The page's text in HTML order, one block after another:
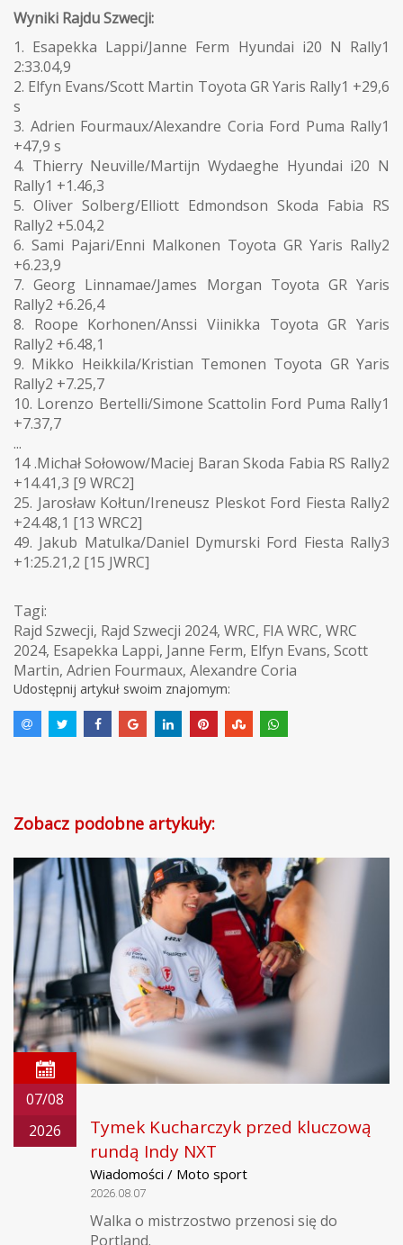
Wyniki Rajdu Szwecji:
1. Esapekka Lappi/Janne Ferm Hyundai i20 N Rally1
2:33.04,9
2. Elfyn Evans/Scott Martin Toyota GR Yaris Rally1 +29,6
s
3. Adrien Fourmaux/Alexandre Coria Ford Puma Rally1
+47,9 s
4. Thierry Neuville/Martijn Wydaeghe Hyundai i20 N
Rally1 +1.46,3
5. Oliver Solberg/Elliott Edmondson Skoda Fabia RS
Rally2 +5.04,2
6. Sami Pajari/Enni Malkonen Toyota GR Yaris Rally2
+6.23,9
7. Georg Linnamae/James Morgan Toyota GR Yaris
Rally2 +6.26,4
8. Roope Korhonen/Anssi Viinikka Toyota GR Yaris
Rally2 +6.48,1
9. Mikko Heikkila/Kristian Temonen Toyota GR Yaris
Rally2 +7.25,7
10. Lorenzo Bertelli/Simone Scattolin Ford Puma Rally1
+7.37,7
...
14 .Michał Sołowow/Maciej Baran Skoda Fabia RS Rally2
+14.41,3 [9 WRC2]
25. Jarosław Kołtun/Ireneusz Pleskot Ford Fiesta Rally2
+24.48,1 [13 WRC2]
49. Jakub Matulka/Daniel Dymurski Ford Fiesta Rally3
+1:25.21,2 [15 JWRC]
Tagi:
Rajd Szwecji, Rajd Szwecji 2024, WRC, FIA WRC, WRC
2024, Esapekka Lappi, Janne Ferm, Elfyn Evans, Scott
Martin, Adrien Fourmaux, Alexandre Coria
Udostępnij artykuł swoim znajomym:
Zobacz podobne artykuły:
07/08
2026
Tymek Kucharczyk przed kluczową
rundą Indy NXT
Wiadomości / Moto sport
2026.08.07
Walka o mistrzostwo przenosi się do
Portland.